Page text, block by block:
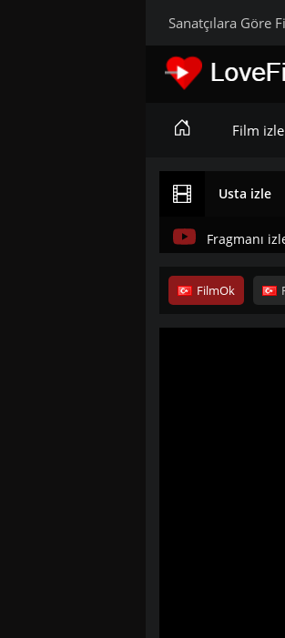
Sanatçılara Göre
Film izle
Usta izle
Fragmanı
FilmOk